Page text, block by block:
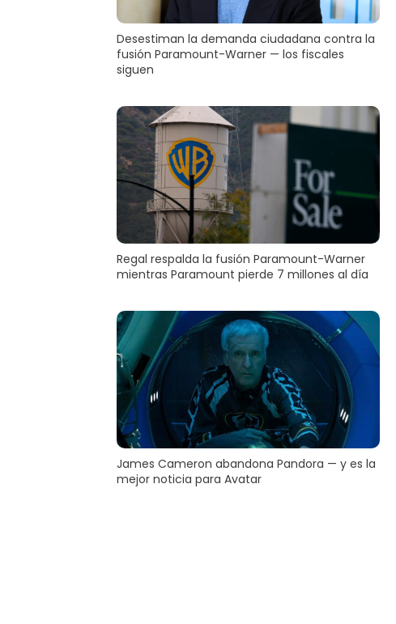
Desestiman la demanda ciudadana contra la
fusión Paramount-Warner — los fiscales
siguen
Regal respalda la fusión Paramount-Warner
mientras Paramount pierde 7 millones al día
James Cameron abandona Pandora — y es la
mejor noticia para Avatar